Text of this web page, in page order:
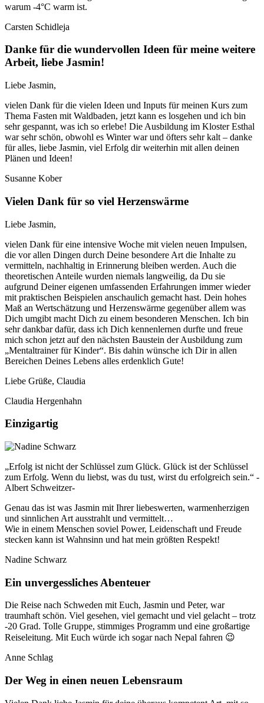
warum -4°C warm ist.
Carsten Schidleja
Danke für die wundervollen Ideen für meine weitere
Arbeit, liebe Jasmin!
Liebe Jasmin,
vielen Dank für die vielen Ideen und Inputs für meinen Kurs zum
Thema Fasten mit Waldbaden, jetzt kann es losgehen und ich bin
sehr gespannt, was ich so erlebe! Die Ausbildung im Kloster Esthal
war sehr schön, obwohl es Winter war und öfters sehr kalt – danke
für alles, liebe Jasmin, viel Erfolg dir weiterhin mit allen deinen
Plänen und Ideen!
Susanne Kober
Vielen Dank für so viel Herzenswärme
Liebe Jasmin,
vielen Dank für eine intensive Woche mit vielen neuen Impulsen,
die vor allen Dingen durch Deine besondere Art die Inhalte zu
vermitteln, nachhaltig in Erinnerung bleiben werden. Auch die
theoretischen Anteile wurden niemals langweilig, da Du sie
aufgrund Deiner eigenen umfassenden Erfahrungen immer wieder
mit praktischen Beispielen anschaulich gemacht hast. Dein hohes
Maß an Wertschätzung und Herzenswärme gegenüber allem was
Dich umgibt macht Dich zu einem besonderen Menschen. Ich bin
sehr dankbar dafür, dass ich Dich kennenlernen durfte und freue
mich schon jetzt auf den nächsten Baustein der Ausbildung zum
„Mentaltrainer für Kinder“. Bis dahin wünsche ich Dir in allen
Bereichen Deines Lebens alles erdenklich Gute!
Liebe Grüße, Claudia
Claudia Hergenhahn
Einzigartig
„Erfolg ist nicht der Schlüssel zum Glück. Glück ist der Schlüssel
zum Erfolg. Wenn du liebst, was du tust, wirst du erfolgreich sein.“ -
Albert Schweitzer-
Genau das ist was Jasmin mit Ihrer liebeswerten, warmenherzigen
und sinnlichen Art ausstrahlt und vermittelt…
Wie in einem Menschen soviel Power, Leidenschaft und Freude
stecken kann ist Wahnsinn und hat mein größten Respekt!
Nadine Schwarz
Ein unvergessliches Abenteuer
Die Reise nach Schweden mit Euch, Jasmin und Peter, war
traumhaft schön. Viel gesehen, viel gemacht und viel gelacht – trotz
-20 Grad. Tolle Gruppe, stimmiges Programm und eine großartige
Reiseleitung. Mit Euch würde ich sogar nach Nepal fahren 😉
Anne Schlag
Der Weg in einen neuen Lebensraum